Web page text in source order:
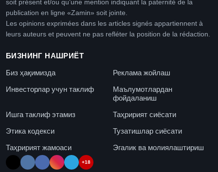
soit présent et/ou qu’une mention indiquant la paternité de la
publication en ligne «Zamin» soit jointe.
Les opinions exprimées dans les articles signés appartiennent à
leurs auteurs et peuvent ne pas refléter la position de la rédaction.
БИЗНИНГ НАШРИЁТ
Биз ҳақимизда
Реклама жойлаш
Инвесторлар учун таклиф
Маълумотлардан
фойдаланиш
Ишга таклиф этамиз
Таҳририят сиёсати
Этика кодекси
Тузатишлар сиёсати
Таҳририят жамоаси
Эгалик ва молиялаштириш
+18